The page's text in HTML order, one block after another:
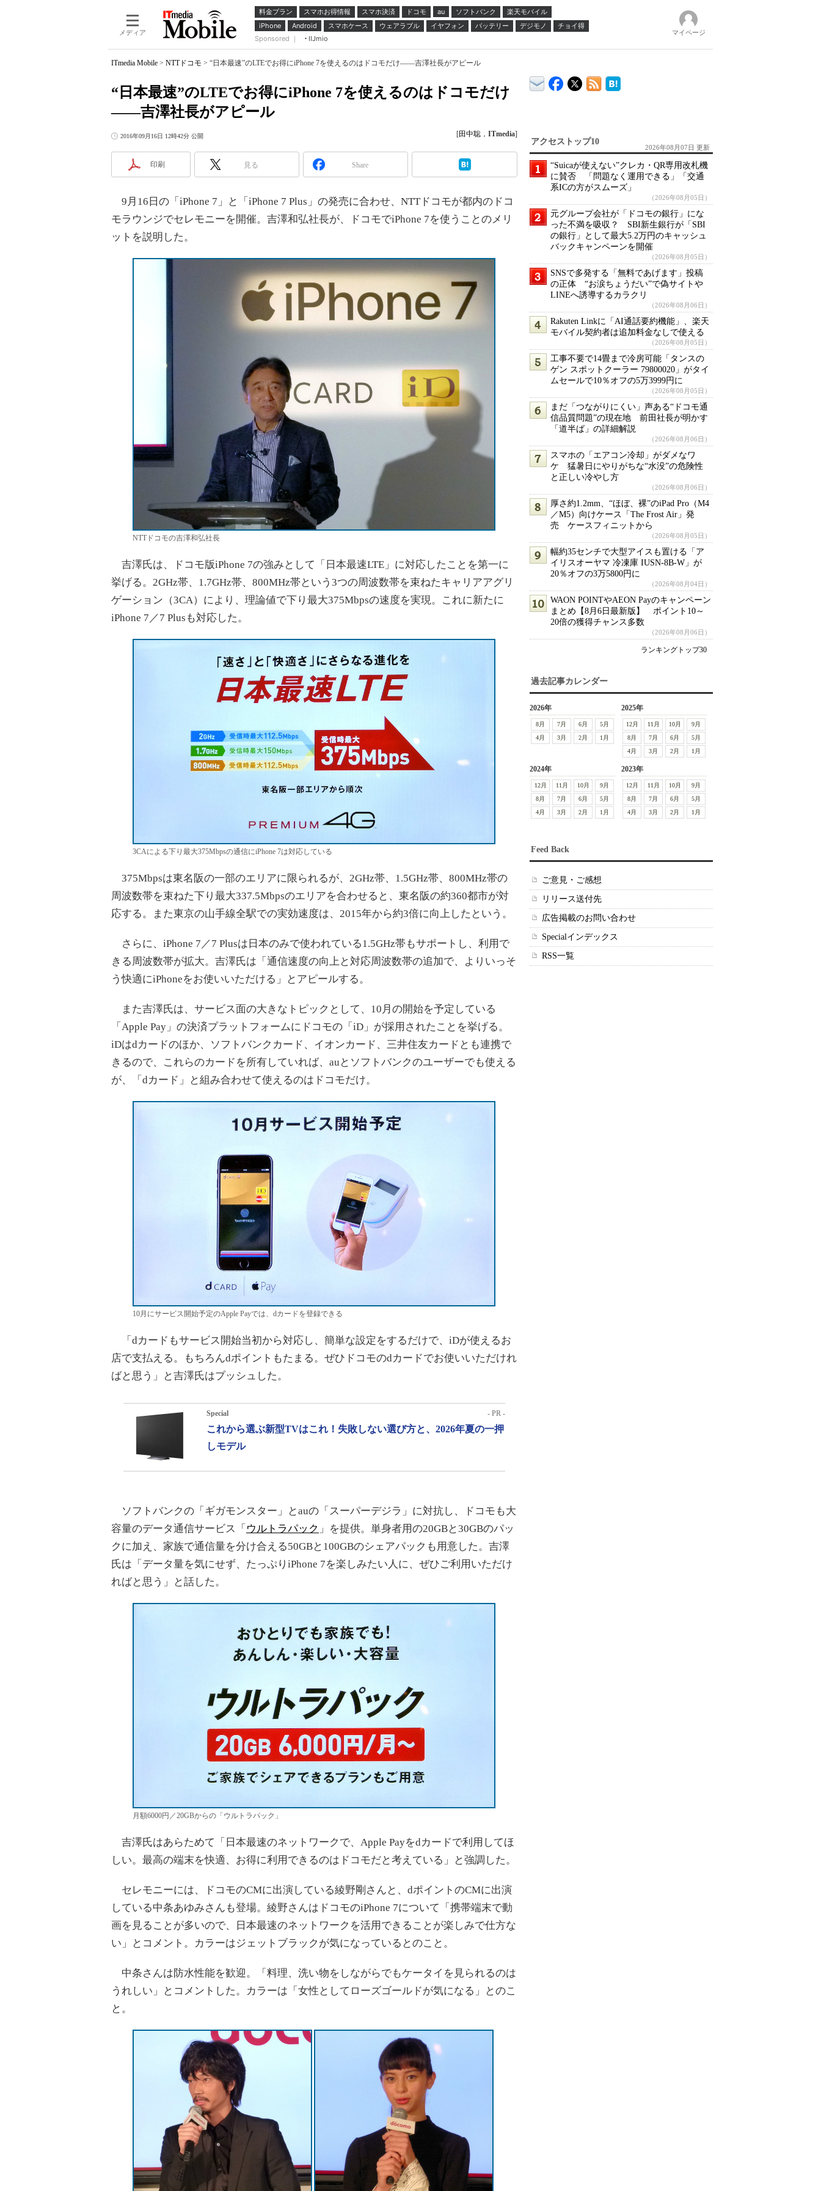
メディア
料金プラン スマホお得情報 スマホ決済 ドコモ au ソフトバンク
楽天モバイル
iPhone
Android スマホケース ウェアラブル イヤフォン バッテリー デジモノ
チョイ得
Sponsored ｜
IIJmio
マイページ
ITmedia Mobile > NTTドコモ > “日本最速”のLTEでお得にiPhone 7を使えるのはドコモだけ――吉澤社長がアピール
“日本最速”のLTEでお得にiPhone 7を使えるのはドコモだけ
――吉澤社長がアピール
2016年09月16日 12時42分 公開 [田中聡 ， ITmedia]
印刷 見る Share
9月16日の「iPhone 7」と「iPhone 7 Plus」の発売に合わせ、NTTドコモが都内のドコ
モラウンジでセレモニーを開催。吉澤和弘社長が、ドコモでiPhone 7を使うことのメリ
ットを説明した。
NTTドコモの吉澤和弘社長
吉澤氏は、ドコモ版iPhone 7の強みとして「日本最速LTE」に対応したことを第一に
挙げる。2GHz帯、1.7GHz帯、800MHz帯という3つの周波数帯を束ねたキャリアアグリ
ゲーション（3CA）により、理論値で下り最大375Mbpsの速度を実現。これに新たに
iPhone 7／7 Plusも対応した。
3CAによる下り最大375Mbpsの通信にiPhone 7は対応している
375Mbpsは東名阪の一部のエリアに限られるが、2GHz帯、1.5GHz帯、800MHz帯の
周波数帯を束ねた下り最大337.5Mbpsのエリアを合わせると、東名阪の約360都市が対
応する。また東京の山手線全駅での実効速度は、2015年から約3倍に向上したという。
さらに、iPhone 7／7 Plusは日本のみで使われている1.5GHz帯もサポートし、利用で
きる周波数帯が拡大。吉澤氏は「通信速度の向上と対応周波数帯の追加で、よりいっそ
う快適にiPhoneをお使いいただける」とアピールする。
また吉澤氏は、サービス面の大きなトピックとして、10月の開始を予定している
「Apple Pay」の決済プラットフォームにドコモの「iD」が採用されたことを挙げる。
iDはdカードのほか、ソフトバンクカード、イオンカード、三井住友カードとも連携で
きるので、これらのカードを所有していれば、auとソフトバンクのユーザーでも使える
が、「dカード」と組み合わせて使えるのはドコモだけ。
10月にサービス開始予定のApple Payでは、dカードを登録できる
「dカードもサービス開始当初から対応し、簡単な設定をするだけで、iDが使えるお
店で支払える。もちろんdポイントもたまる。ぜひドコモのdカードでお使いいただけれ
ばと思う」と吉澤氏はプッシュした。
Special - PR -
これから選ぶ新型TVはこれ！失敗しない選び方と、2026年夏の一押
しモデル
ソフトバンクの「ギガモンスター」とauの「スーパーデジラ」に対抗し、ドコモも大
容量のデータ通信サービス「 ウルトラパック 」を提供。単身者用の20GBと30GBのパッ
クに加え、家族で通信量を分け合える50GBと100GBのシェアパックも用意した。吉澤
氏は「データ量を気にせず、たっぷりiPhone 7を楽しみたい人に、ぜひご利用いただけ
ればと思う」と話した。
月額6000円／20GBからの「ウルトラパック」
吉澤氏はあらためて「日本最速のネットワークで、Apple Payをdカードで利用してほ
しい。最高の端末を快適、お得に利用できるのはドコモだと考えている」と強調した。
セレモニーには、ドコモのCMに出演している綾野剛さんと、dポイントのCMに出演
している中条あゆみさんも登場。綾野さんはドコモのiPhone 7について「携帯端末で動
画を見ることが多いので、日本最速のネットワークを活用できることが楽しみで仕方な
い」とコメント。カラーはジェットブラックが気になっているとのこと。
中条さんは防水性能を歓迎。「料理、洗い物をしながらでもケータイを見られるのは
うれしい」とコメントした。カラーは「女性としてローズゴールドが気になる」とのこ
と。
アクセストップ10
2026年08月07日 更新
“Suicaが使えない”クレカ・QR専用改札機
に賛否 「問題なく運用できる」「交通
系ICの方がスムーズ」
（2026年08月05日）
元グループ会社が「ドコモの銀行」にな
った不満を吸収？ SBI新生銀行が「SBI
の銀行」として最大5.2万円のキャッシュ
バックキャンペーンを開催
（2026年08月05日）
SNSで多発する「無料であげます」投稿
の正体 “お涙ちょうだい”で偽サイトや
LINEへ誘導するカラクリ
（2026年08月06日）
Rakuten Linkに「AI通話要約機能」、楽天
モバイル契約者は追加料金なしで使える
（2026年08月05日）
工事不要で14畳まで冷房可能「タンスの
ゲン スポットクーラー 79800020」がタイ
ムセールで10％オフの5万3999円に
（2026年08月05日）
まだ「つながりにくい」声ある“ドコモ通
信品質問題”の現在地 前田社長が明かす
「道半ば」の詳細解説
（2026年08月06日）
スマホの「エアコン冷却」がダメなワ
ケ 猛暑日にやりがちな“水没”の危険性
と正しい冷やし方
（2026年08月06日）
厚さ約1.2mm、“ほぼ、裸”のiPad Pro（M4
／M5）向けケース「The Frost Air」発
売 ケースフィニットから
（2026年08月05日）
幅約35センチで大型アイスも置ける「ア
イリスオーヤマ 冷凍庫 IUSN-8B-W」が
20％オフの3万5800円に
（2026年08月04日）
WAON POINTやAEON Payのキャンペーン
まとめ【8月6日最新版】 ポイント10～
20倍の獲得チャンス多数
（2026年08月06日）
ランキングトップ30
過去記事カレンダー
2026年
8月 7月 6月
5月
4月
3月 2月 1月
2025年
12月 11月 10月
9月
8月
7月 6月
5月
4月
3月 2月 1月
2024年
12月 11月 10月
9月
8月
7月 6月
5月
4月
3月 2月 1月
2023年
12月 11月 10月
9月
8月
7月 6月
5月
4月
3月 2月 1月
Feed Back
ご意見・ご感想
リリース送付先
広告掲載のお問い合わせ
Specialインデックス
RSS一覧